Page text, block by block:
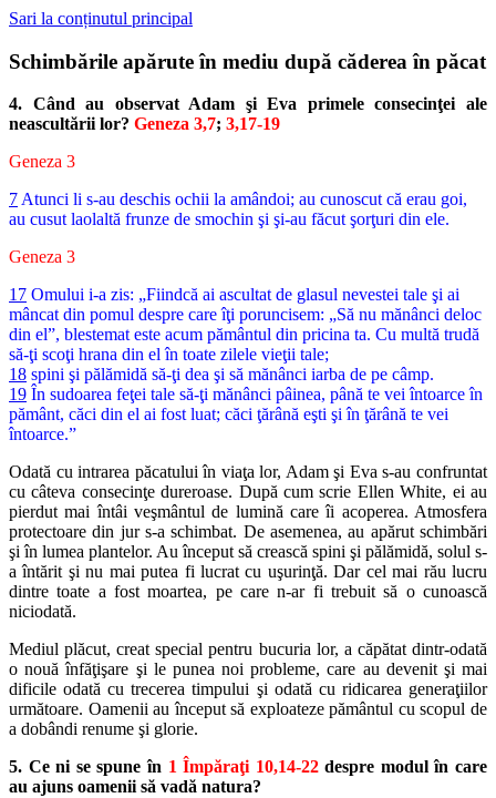
Sari la conținutul principal
Schimbările apărute în mediu după căderea în păcat
4. Când au observat Adam şi Eva primele consecinţei ale
neascultării lor? Geneza 3,7; 3,17-19
Geneza 3
7Atunci li s-au deschis ochii la amândoi; au cunoscut că erau goi,
au cusut laolaltă frunze de smochin şi şi-au făcut şorţuri din ele.
Geneza 3
17 Omului i-a zis: „Fiindcă ai ascultat de glasul nevestei tale şi ai
mâncat din pomul despre care îţi poruncisem: „Să nu mănânci deloc
din el”, blestemat este acum pământul din pricina ta. Cu multă trudă
să-ţi scoţi hrana din el în toate zilele vieţii tale;
18 spini şi pălămidă să-ţi dea şi să mănânci iarba de pe câmp.
19 În sudoarea feţei tale să-ţi mănânci pâinea, până te vei întoarce în
pământ, căci din el ai fost luat; căci ţărână eşti şi în ţărână te vei
întoarce.”
Odată cu intrarea păcatului în viaţa lor, Adam şi Eva s-au confruntat
cu câteva consecinţe dureroase. După cum scrie Ellen White, ei au
pierdut mai întâi veşmântul de lumină care îi acoperea. Atmosfera
protectoare din jur s-a schimbat. De asemenea, au apărut schimbări
şi în lumea plantelor. Au început să crească spini şi pălămidă, solul s-
a întărit şi nu mai putea fi lucrat cu uşurinţă. Dar cel mai rău lucru
dintre toate a fost moartea, pe care n-ar fi trebuit să o cunoască
niciodată.
Mediul plăcut, creat special pentru bucuria lor, a căpătat dintr-odată
o nouă înfăţişare şi le punea noi probleme, care au devenit şi mai
dificile odată cu trecerea timpului şi odată cu ridicarea generaţiilor
următoare. Oamenii au început să exploateze pământul cu scopul de
a dobândi renume şi glorie.
5. Ce ni se spune în1 Împăraţi 10,14-22despre modul în care
au ajuns oamenii să vadă natura?